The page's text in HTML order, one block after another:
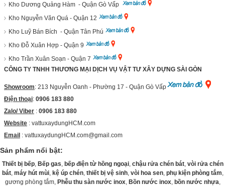
Kho Dương Quảng Hàm - Quận Gò Vấp
Kho Nguyễn Văn Quá - Quận 12
Kho Luỹ Bán Bích - Quận Tân Phú
Kho Đỗ Xuân Hợp - Quận 9
Kho Trần Xuân Soạn - Quận 7
CÔNG TY TNHH THƯƠNG MẠI DỊCH VỤ VẬT TƯ XÂY DỰNG SÀI GÒN
Showroom: 213 Nguyễn Oanh - Phường 17 - Quận Gò Vấp
Điện thoại: 0906 183 880
Zalo/ Viber : 0906 183 880
Website : vattuxaydungHCM.com
Email : vattuxaydungHCM.com@gmail.com
Sản phẩm nổi bật:
Thiết bị bếp, Bếp gas, bếp điện từ hồng ngoại, chậu rửa chén bát, vòi rửa chén
bát, máy hút mùi, kệ úp chén, thiết bị vệ sinh, vòi hoa sen, phụ kiện phòng tắm,
gương phòng tắm, Phễu thu sàn nước inox, Bồn nước inox, bồn nước nhựa,